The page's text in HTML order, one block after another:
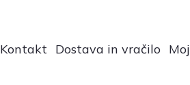
Kontakt Dostava in vračilo